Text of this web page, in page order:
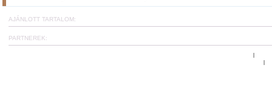
AJÁNLOTT TARTALOM:
PARTNEREK: